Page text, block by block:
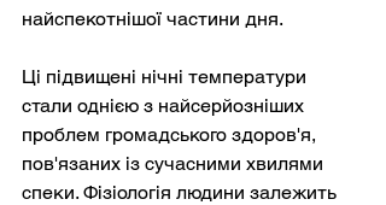
найспекотнішої частини дня.
Ці підвищені нічні температури
стали однією з найсерйозніших
проблем громадського здоров'я,
пов'язаних із сучасними хвилями
спеки. Фізіологія людини залежить